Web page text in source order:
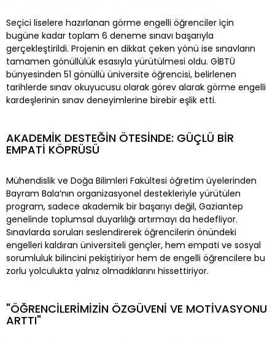
Seçici liselere hazırlanan görme engelli öğrenciler için
bugüne kadar toplam 6 deneme sınavı başarıyla
gerçekleştirildi. Projenin en dikkat çeken yönü ise sınavların
tamamen gönüllülük esasıyla yürütülmesi oldu. GİBTÜ
bünyesinden 51 gönüllü üniversite öğrencisi, belirlenen
tarihlerde sınav okuyucusu olarak görev alarak görme engelli
kardeşlerinin sınav deneyimlerine birebir eşlik etti.
AKADEMİK DESTEĞİN ÖTESİNDE: GÜÇLÜ BİR
EMPATİ KÖPRÜSÜ
Mühendislik ve Doğa Bilimleri Fakültesi öğretim üyelerinden
Bayram Bala’nın organizasyonel destekleriyle yürütülen
program, sadece akademik bir başarıyı değil, Gaziantep
genelinde toplumsal duyarlılığı artırmayı da hedefliyor.
Sınavlarda soruları seslendirerek öğrencilerin önündeki
engelleri kaldıran üniversiteli gençler, hem empati ve sosyal
sorumluluk bilincini pekiştiriyor hem de engelli öğrencilere bu
zorlu yolculukta yalnız olmadıklarını hissettiriyor.
"ÖĞRENCİLERİMİZİN ÖZGÜVENİ VE MOTİVASYONU
ARTTI"